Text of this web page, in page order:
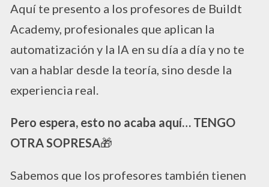
Aquí te presento a los profesores de Buildt
Academy, profesionales que aplican la
automatización y la IA en su día a día y no te
van a hablar desde la teoría, sino desde la
experiencia real.
Pero espera, esto no acaba aquí… TENGO
OTRA SOPRESA🎁
Sabemos que los profesores también tienen